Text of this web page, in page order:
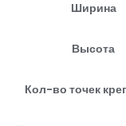
Ширина
Высота
Кол-во точек